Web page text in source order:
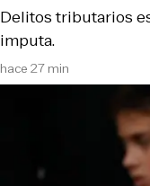
hace 27 min
Delitos tributarios
imputa.